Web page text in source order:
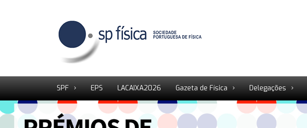
SPF EPS LACAIXA2026 Gazeta de Física Delegações